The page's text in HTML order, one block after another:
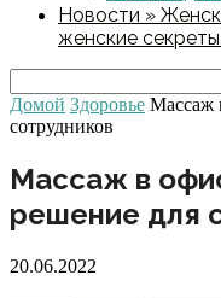
Новости »
женские
Домой Здоровье Массаж
сотрудников
Массаж в
решение для
20.06.2022